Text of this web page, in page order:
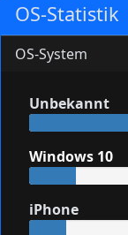
OS-Statistik
OS-System
Unbekannt
Windows 10
iPhone